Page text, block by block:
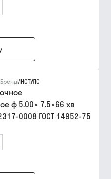
БрендИНСТУЛС
ф 5.00× 7.5×66 хв
0008 ГОСТ 14952-75